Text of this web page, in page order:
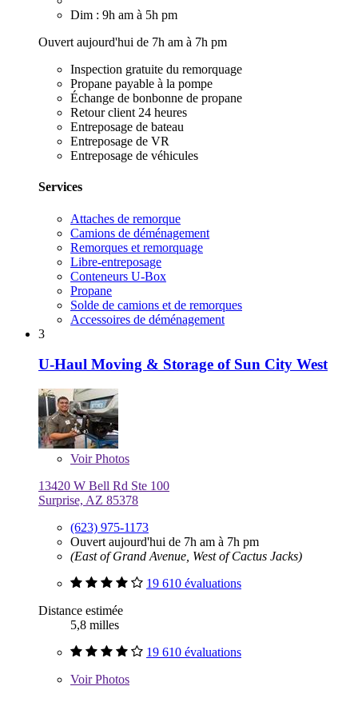
Dim : 9h am à 5h pm
Ouvert aujourd'hui de 7h am à 7h pm
Inspection gratuite du remorquage
Propane payable à la pompe
Échange de bonbonne de propane
Retour client 24 heures
Entreposage de bateau
Entreposage de VR
Entreposage de véhicules
Services
Attaches de remorque
Camions de déménagement
Remorques et remorquage
Libre-entreposage
Conteneurs U-Box
Propane
Solde de camions et de remorques
Accessoires de déménagement
3
U-Haul Moving & Storage of Sun City West
VoirPhotos
13420 W Bell Rd Ste 100
Surprise, AZ 85378
(623) 975-1173
Ouvert aujourd'hui de 7h am à 7h pm
(East of Grand Avenue, West of Cactus Jacks)
19 610 évaluations
Distance estimée
5,8 milles
19 610 évaluations
VoirPhotos